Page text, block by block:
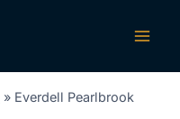
» Everdell Pearlbrook